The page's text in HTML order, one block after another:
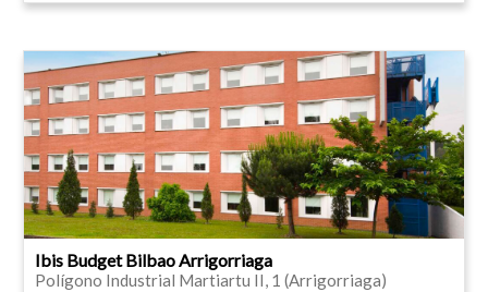
Ibis Budget Bilbao Arrigorriaga
Polígono Industrial Martiartu II, 1 (Arrigorriaga)